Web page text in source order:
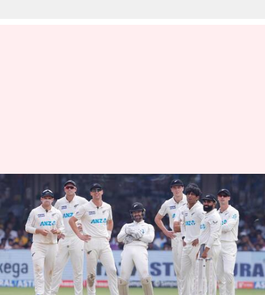
WTC 2023-25: भारत के खिलाफ
जीत के बाद न्यूजीलैंड को हुआ
फायदा, जानिए अंक तालिका
लेखन आदर्श कुमार Oct 20, 2024 02:10 pm
क्या है खबर?